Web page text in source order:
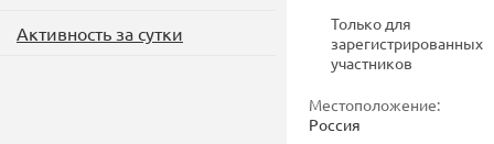
Активность за сутки
Только для
зарегистрированных
участников
Местоположение:
Россия